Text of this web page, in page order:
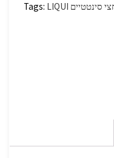
סינטטיים Tags: LIQUI